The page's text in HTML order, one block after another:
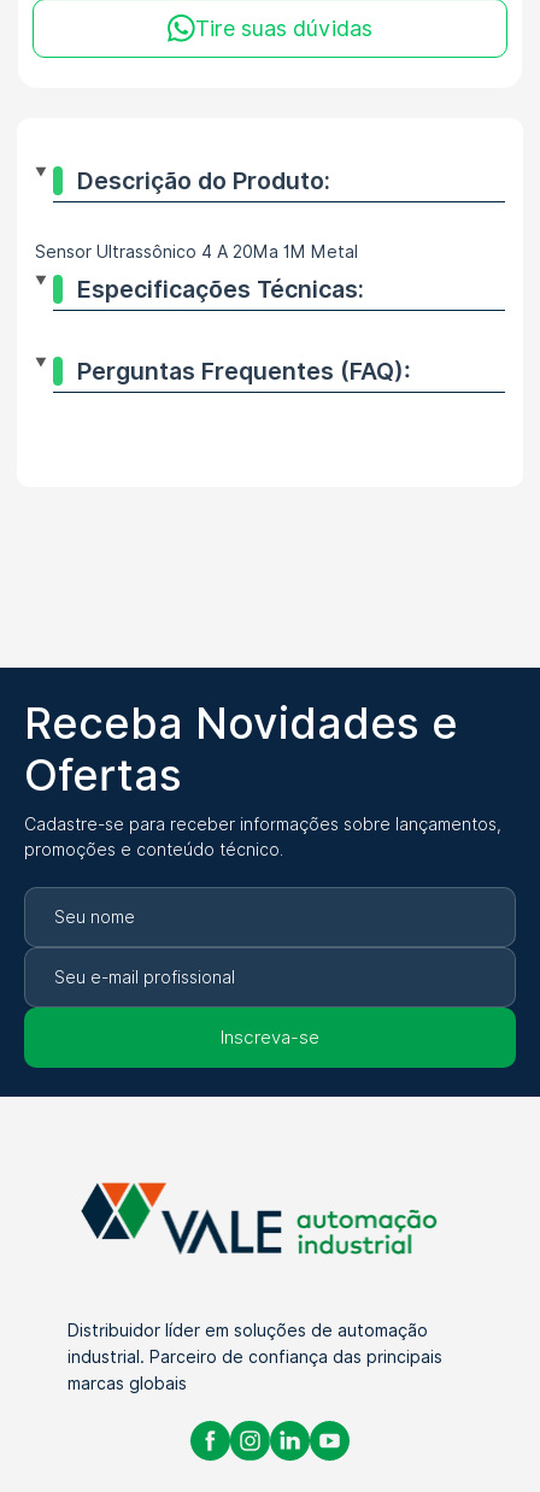
Tire suas dúvidas
Descrição do Produto:
Sensor Ultrassônico 4 A 20Ma 1M Metal
Especificações Técnicas:
Perguntas Frequentes (FAQ):
Receba Novidades e
Ofertas
Cadastre-se para receber informações sobre lançamentos,
promoções e conteúdo técnico.
Inscreva-se
Distribuidor líder em soluções de automação
industrial. Parceiro de confiança das principais
marcas globais